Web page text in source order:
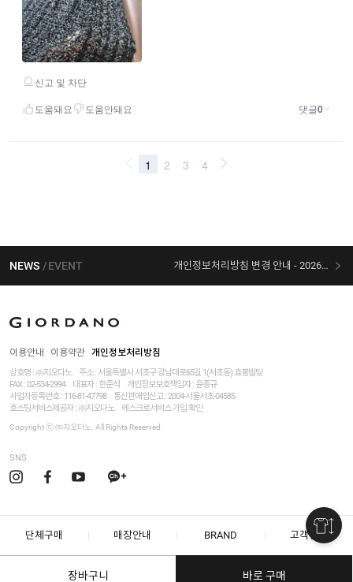
장바구니 바로 구매
NEWS EVENT 개인정보처리방침 변경 안내 - 2026/07/30 시행
이용안내 이용약관 개인정보처리방침
상호명 : ㈜지오다노
주소 : 서울특별시 서초구 강남대로65길 1(서초동) 효봉빌딩
FAX : 02-534-2994
대표자 : 한준석 개인정보보호책임자 : 윤종규
사업자등록번호 : 116-81-47798
통신판매업신고 : 2004-서울서초-04585
호스팅서비스제공자 : ㈜지오다노
에스크로서비스 가입 확인
Copyright ⓒ ㈜지오다노. All Rights Reserved.
SNS
단체구매 매장안내 BRAND 고객센터